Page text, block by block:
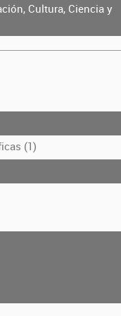
Cultura, Ciencia y
(1)